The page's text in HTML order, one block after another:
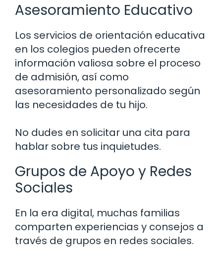
Asesoramiento Educativo
Los servicios de orientación educativa
en los colegios pueden ofrecerte
información valiosa sobre el proceso
de admisión, así como
asesoramiento personalizado según
las necesidades de tu hijo.
No dudes en solicitar una cita para
hablar sobre tus inquietudes.
Grupos de Apoyo y Redes
Sociales
En la era digital, muchas familias
comparten experiencias y consejos a
través de grupos en redes sociales.